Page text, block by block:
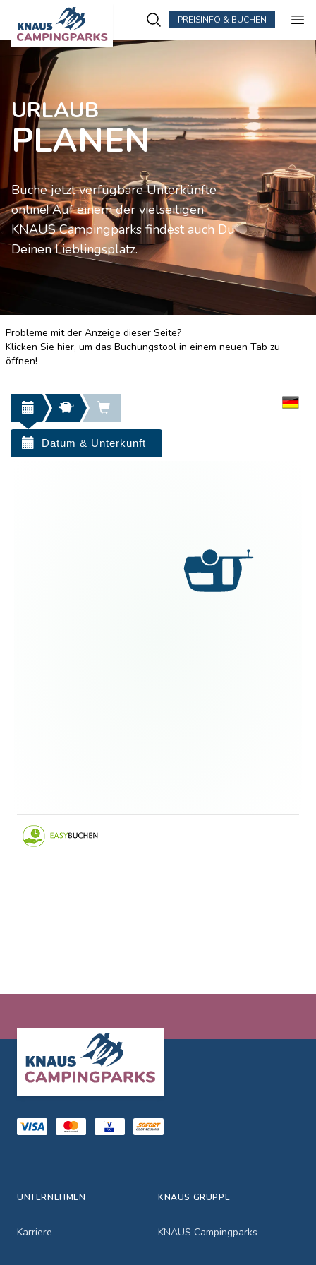
Zum Hauptinhalt springen
PREISINFO & BUCHEN
URLAUB
PLANEN
Buche jetzt verfügbare Unterkünfte
online! Auf einem der vielseitigen
KNAUS Campingparks findest auch Du
Deinen Lieblingsplatz.
Probleme mit der Anzeige dieser Seite?
Klicken Sie hier, um das Buchungstool in einem neuen Tab zu
öffnen!
UNTERNEHMEN
Karriere
KNAUS GRUPPE
KNAUS Campingparks